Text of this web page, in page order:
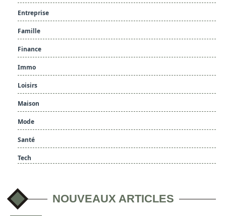
Entreprise
Famille
Finance
Immo
Loisirs
Maison
Mode
Santé
Tech
NOUVEAUX ARTICLES